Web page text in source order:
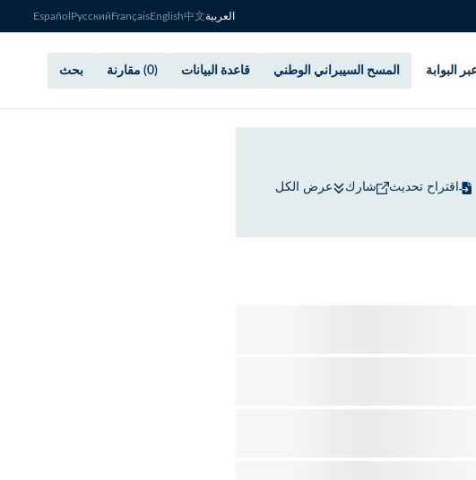
العربية中文
English
Français
Русский
Español
البوابة المسح السيبراني الوطني قاعدة البيانات (0) مقارنة بحث
اقتراح تحديث شارك عرض الكل